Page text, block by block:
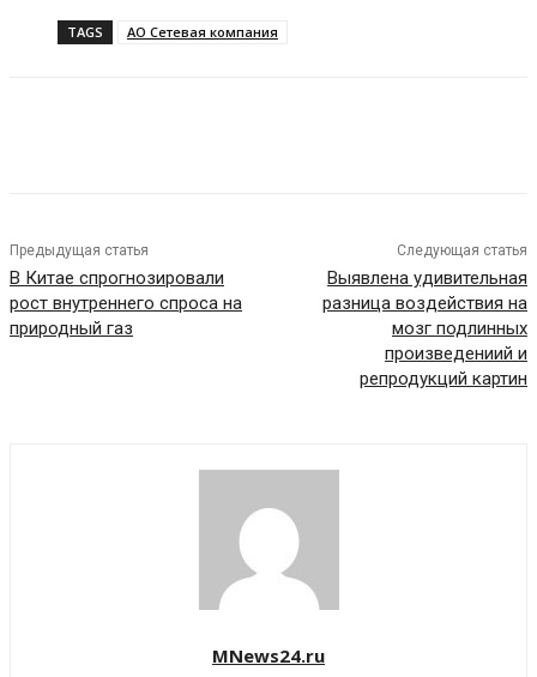
TAGS АО Сетевая компания
Предыдущая статья
В Китае спрогнозировали
рост внутреннего спроса на
природный газ
Следующая статья
Выявлена удивительная
разница воздействия на
мозг подлинных
произведениий и
репродукций картин
MNews24.ru